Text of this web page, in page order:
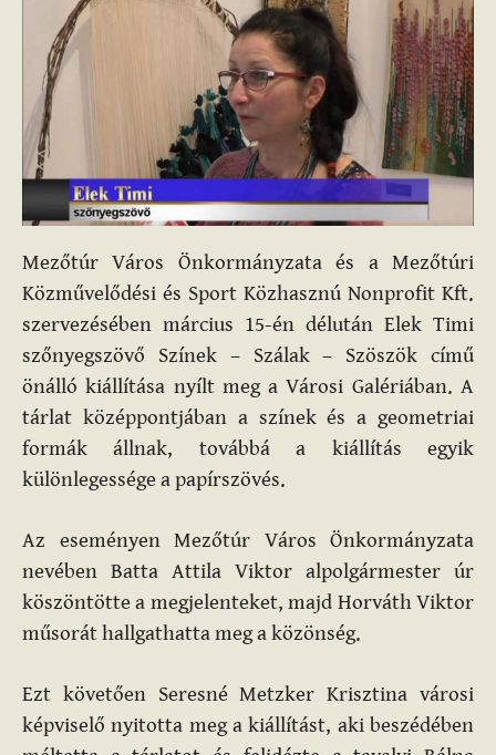
Mezőtúr Város Önkormányzata és a Mezőtúri
Közművelődési és Sport Közhasznú Nonprofit Kft.
szervezésében március 15-én délután Elek Timi
szőnyegszövő Színek – Szálak – Szöszök című
önálló kiállítása nyílt meg a Városi Galériában. A
tárlat középpontjában a színek és a geometriai
formák állnak, továbbá a kiállítás egyik
különlegessége a papírszövés.
Az eseményen Mezőtúr Város Önkormányzata
nevében Batta Attila Viktor alpolgármester úr
köszöntötte a megjelenteket, majd Horváth Viktor
műsorát hallgathatta meg a közönség.
Ezt követően Seresné Metzker Krisztina városi
képviselő nyitotta meg a kiállítást, aki beszédében